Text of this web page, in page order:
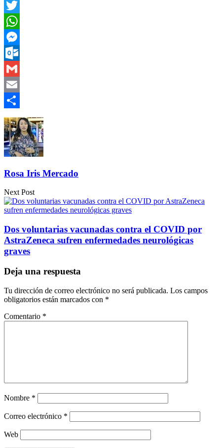
Facebook
Twitter
WhatsApp
Messenger
Outlook.com
Gmail
Email
Compartir
Rosa Iris Mercado
Next Post
Dos voluntarias vacunadas contra el COVID por
AstraZeneca sufren enfermedades neurológicas
graves
Deja una respuesta
Tu dirección de correo electrónico no será publicada. Los campos
obligatorios están marcados con *
Comentario *
Nombre *
Correo electrónico *
Web